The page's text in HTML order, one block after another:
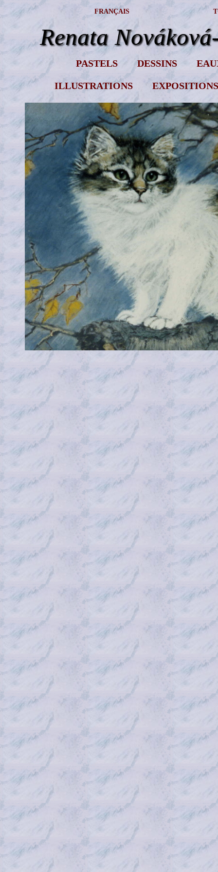
FRANÇAIS
Renata
PASTELS DESSINS
ILLUSTRATIONS EXPOSITIONS